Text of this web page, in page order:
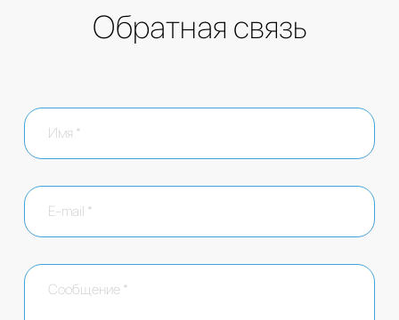
Обратная связь